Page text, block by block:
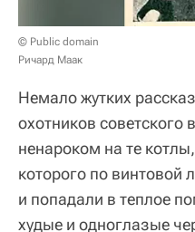
© Public domain
Ричард Маак
Немало жутких
охотников
ненароком на те
которого по винтовой
и попадали в теплое
худые и одноглазые